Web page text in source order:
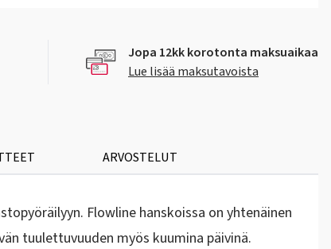
Jopa 12kk korotonta maksuaikaa
Lue lisää maksutavoista
ARVOSTELUT
Flowline hanskoissa on yhtenäinen
tuulettuvuuden myös kuumina päivinä.